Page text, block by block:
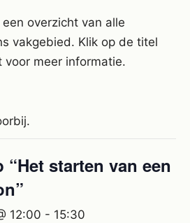
overzicht van alle
vakgebied. Klik op de titel
voor meer informatie.
starten van een
12:00 - 15:30